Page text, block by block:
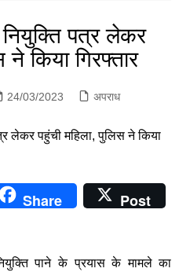
नियुक्ति पत्र लेकर
ने किया गिरफ्तार
24/03/2023 अपराध
Share
Post
पाने के प्रयास के मामले का